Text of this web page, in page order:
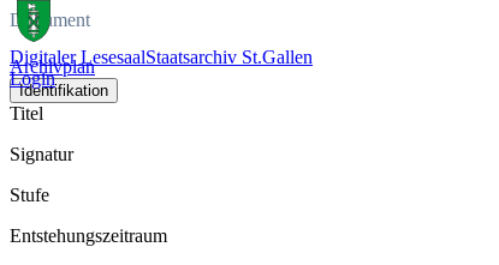
Digitaler LesesaalStaatsarchiv St.Gallen
Login
Dokument
Archivplan
Identifikation
Titel
Signatur
Stufe
Entstehungszeitraum